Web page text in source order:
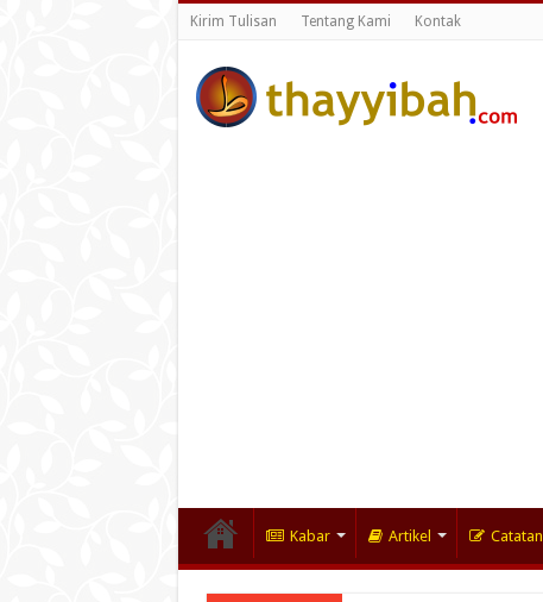
Kirim Tulisan Tentang Kami Kontak
Kabar Artikel Catatan